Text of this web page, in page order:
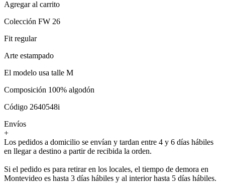
Agregar al carrito
Colección FW 26
Fit regular
Arte estampado
El modelo usa talle M
Composición 100% algodón
Código 2640548i
Envíos
+
Los pedidos a domicilio se envían y tardan entre 4 y 6 días hábiles
en llegar a destino a partir de recibida la orden.
Si el pedido es para retirar en los locales, el tiempo de demora en
Montevideo es hasta 3 días hábiles y al interior hasta 5 días hábiles.